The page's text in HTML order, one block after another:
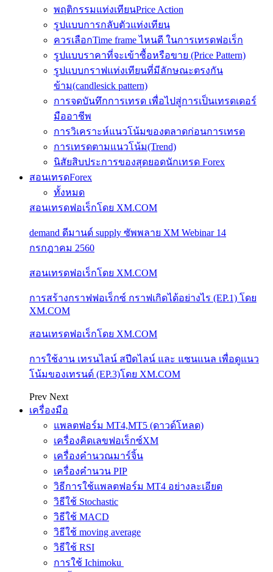
พฤติกรรมแท่งเทียนPrice Action
รูปแบบการกลับตัวแท่งเทียน
ควรเลือกTime frame ไหนดี ในการเทรดฟอเร็ก
รูปแบบราคาที่จะเข้าซื้อหรือขาย (Price Pattern)
รูปแบบกราฟแท่งเทียนที่มีลักษณะตรงกัน
ข้าม(candlesick pattern)
การจดบันทึกการเทรด เพื่อไปสู่การเป็นเทรดเดอร์
มืออาชีพ
การวิเคราะห์แนวโน้มของตลาดก่อนการเทรด
การเทรดตามแนวโน้ม(Trend)
นิสัยสิบประการของสุดยอดนักเทรด Forex
สอนเทรดForex
ทั้งหมด
สอนเทรดฟอเร็กโดย XM.COM
demand ดีมานด์ supply ซัพพลาย XM Webinar 14
กรกฎาคม 2560
สอนเทรดฟอเร็กโดย XM.COM
การสร้างกราฟฟอเร็กซ์ กราฟเกิดได้อย่างไร (EP.1) โดย
XM.COM
สอนเทรดฟอเร็กโดย XM.COM
การใช้งาน เทรนไลน์ สปีดไลน์ และ แชนแนล เพื่อดูแนว
โน้มของเทรนด์ (EP.3)โดย XM.COM
Prev Next
เครื่องมือ
แพลตฟอร์ม MT4,MT5 (ดาวด์โหลด)
เครื่องคิดเลขฟอเร็กซ์XM
เครื่องคำนวณมาร์จิ้น
เครื่องคำนวน PIP
วิธีการใช้แพลตฟอร์ม MT4 อย่างละเอียด
วิธีใช้ Stochastic
วิธีใช้ MACD
วิธีใช้ moving average
วิธีใช้ RSI
การใช้ Ichimoku